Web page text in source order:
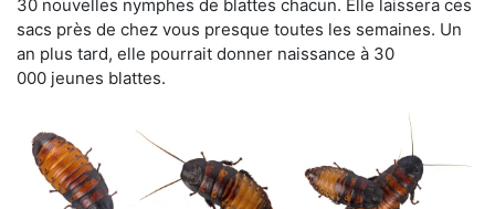
30 nouvelles nymphes de blattes chacun. Elle laissera ces
sacs près de chez vous presque toutes les semaines. Un
an plus tard, elle pourrait donner naissance à 30
000 jeunes blattes.